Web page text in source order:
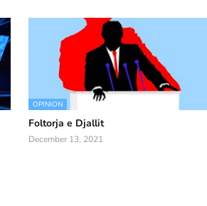
OPINION
Foltorja e Djallit
December 13, 2021